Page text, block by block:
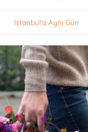
İstanbul'a Aynı Gün